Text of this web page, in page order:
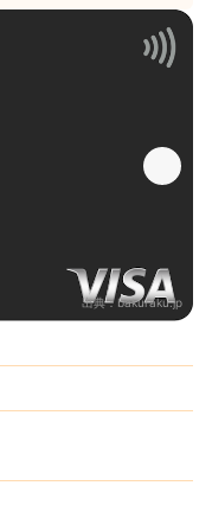
出典： bakuraku.jp